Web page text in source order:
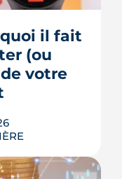
et
Un enjeu de
que...
il fait
(ou
votre